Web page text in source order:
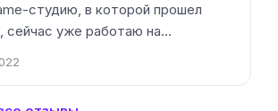
студию, в которой прошел
сейчас уже работаю на…